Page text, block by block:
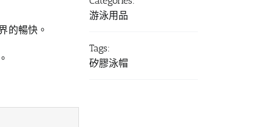
的暢快。
游泳用品
Tags:
矽膠泳帽